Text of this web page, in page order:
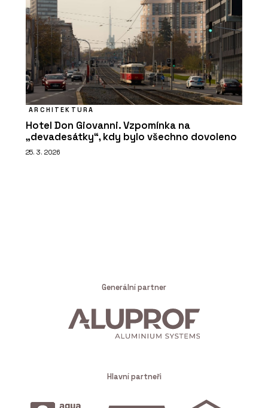
ARCHITEKTURA
Hotel Don Giovanni. Vzpomínka na
„devadesátky“, kdy bylo všechno dovoleno
25. 3. 2026
Generální partner
Hlavní partneři